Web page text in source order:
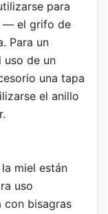
para
— el grifo de
Para un
uso de un
una tapa
el anillo
miel están
uso
con bisagras